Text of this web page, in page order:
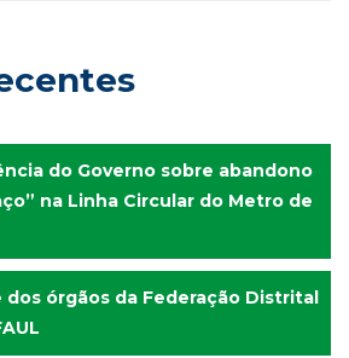
do Governo sobre abandono
na Linha Circular do Metro de
dos órgãos da Federação Distrital